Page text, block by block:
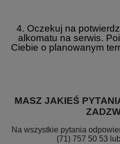
4. Oczekuj na
alkomatu na serwis.
Ciebie o planowanym
MASZ JAKIEŚ
Na wszystkie pytania
(71) 757 50 53